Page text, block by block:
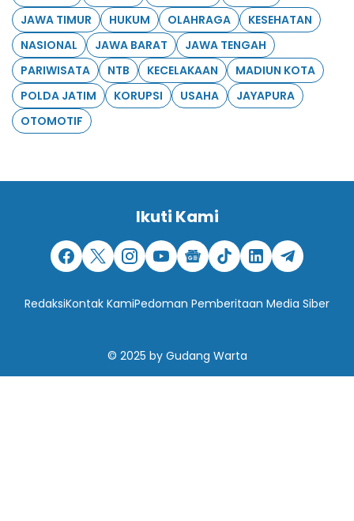
JAWA TIMUR
HUKUM OLAHRAGA
KESEHATAN
NASIONAL
JAWA BARAT
JAWA TENGAH
PARIWISATA
NTB KECELAKAAN
MADIUN KOTA
POLDA JATIM
KORUPSI USAHA
JAYAPURA
OTOMOTIF
Ikuti Kami
RedaksiKontak KamiPedoman Pemberitaan Media Siber
© 2025 by Gudang Warta